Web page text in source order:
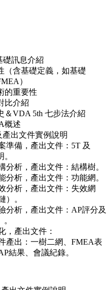
訊息介紹
（含基礎定義，如基礎
）
的重要性
比介紹
＆VDA 5th 七步法介紹
概述
出文件實例說明
準備，產出文件：5T 及
分析，產出文件：結構樹。
分析，產出文件：功能網。
分析，產出文件：失效網
）。
分析，產出文件：AP評分及
，產出文件：
產出：一樹二網、FMEA表
結果、會議紀錄。